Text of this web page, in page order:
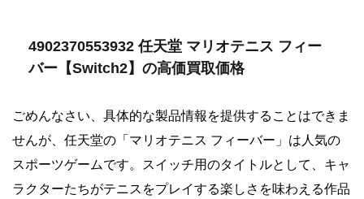
4902370553932 任天堂 マリオテニス フィー
バー【Switch2】の高価買取価格
ごめんなさい、具体的な製品情報を提供することはできま
せんが、任天堂の「マリオテニス フィーバー」は人気の
スポーツゲームです。スイッチ用のタイトルとして、キャ
ラクターたちがテニスをプレイする楽しさを味わえる作品